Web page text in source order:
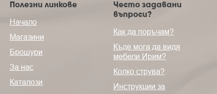
Полезни линкове
Начало
Магазини
Брошури
За нас
Каталози
Често задавани
въпроси?
Как да поръчам?
Къде мога да видя
мебели Ирим?
Колко струва?
Инструкции за